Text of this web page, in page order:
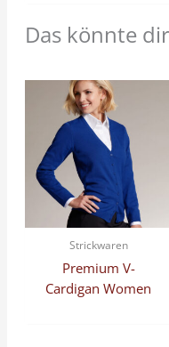
Das könnte
Strickwaren
Premium V-
Cardigan Women